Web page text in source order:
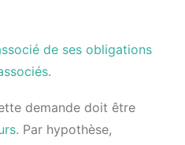
de ses obligations
.
demande doit être
Par hypothèse,